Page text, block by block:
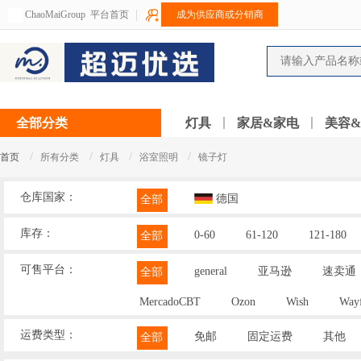
ChaoMaiGroup 平台首页 成为供应商或分销商
全部分类 灯具 家居&家电 美容
首页 / 所有分类 / 灯具 / 浴室照明 / 镜子灯
仓库国家： 全部 德国
库存： 全部 0-60 61-120 121-180
可售平台： 全部 general 亚马逊 速卖通
MercadoCBT Ozon Wish
运费类型： 全部 免邮 固定运费 其他